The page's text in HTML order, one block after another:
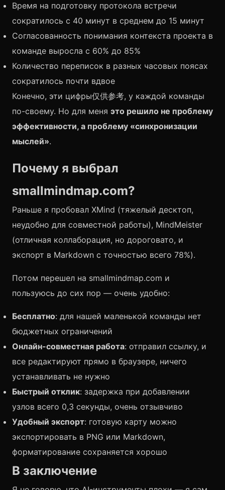
Время на подготовку протокола встречи
сократилось с 40 минут в среднем до 15 минут
Согласованность понимания контекста проекта в
команде выросла с 60% до 85%
Количество переписок в разных часовых поясах
сократилось почти вдвое
Конечно, эти цифры仅供参考, у каждой команды
по-своему. Но для меня это решило не проблему
эффективности, а проблему «синхронизации
мыслей».
Почему я выбрал
smallmindmap.com?
Раньше я пробовал XMind (тяжелый десктоп,
неудобно для совместной работы), MindMeister
(отличная коллаборация, но дороговато, и
экспорт в Markdown с точностью всего 78%).
Потом перешел на smallmindmap.com и
пользуюсь до сих пор — очень удобно:
Бесплатно: для нашей маленькой команды нет
бюджетных ограничений
Онлайн-совместная работа: отправил ссылку, и
все редактируют прямо в браузере, ничего
устанавливать не нужно
Быстрый отклик: задержка при добавлении
узлов всего 0,3 секунды, очень отзывчиво
Удобный экспорт: готовую карту можно
экспортировать в PNG или Markdown,
форматирование сохраняется хорошо
В заключение